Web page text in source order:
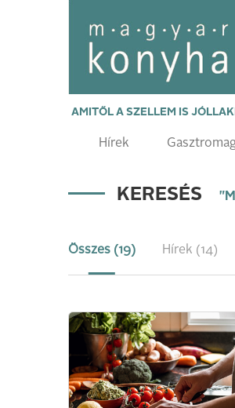
AMITŐL A SZELLEM IS
Hírek
KERESÉS
Összes (19) Hírek (14)